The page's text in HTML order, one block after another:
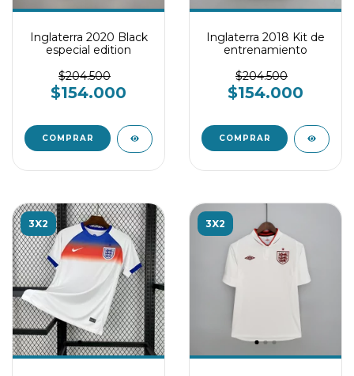
Inglaterra 2020 Black
especial edition
$204.500
$154.000
COMPRAR
Inglaterra 2018 Kit de
entrenamiento
$204.500
$154.000
COMPRAR
3X2 3X2